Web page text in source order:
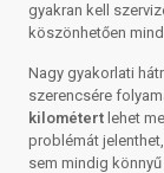
gyakran kell
köszönhetően
Nagy gyakorlati
szerencsére
kilométert lehet
problémát
sem mindig